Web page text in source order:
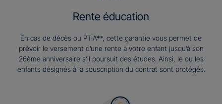
Rente éducation
En cas de décès ou PTIA**, cette garantie vous permet de
prévoir le versement d’une rente à votre enfant jusqu’à son
26ème anniversaire s’il poursuit des études. Ainsi, le ou les
enfants désignés à la souscription du contrat sont protégés.